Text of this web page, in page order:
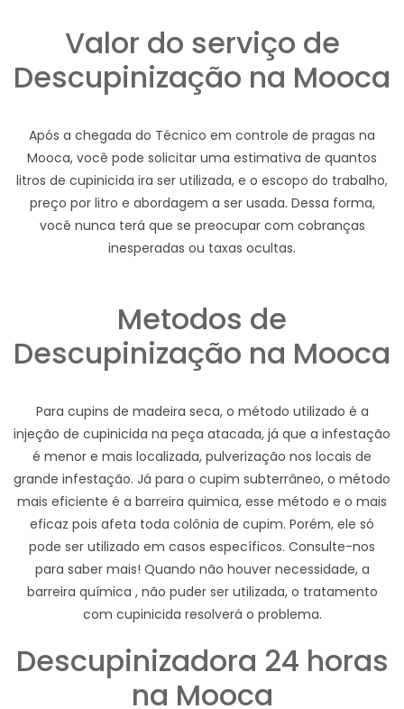
Valor do serviço de
Descupinização na Mooca
Após a chegada do Técnico em controle de pragas na
Mooca, você pode solicitar uma estimativa de quantos
litros de cupinicida ira ser utilizada, e o escopo do trabalho,
preço por litro e abordagem a ser usada. Dessa forma,
você nunca terá que se preocupar com cobranças
inesperadas ou taxas ocultas.
Metodos de
Descupinização na Mooca
Para cupins de madeira seca, o método utilizado é a
injeção de cupinicida na peça atacada, já que a infestação
é menor e mais localizada, pulverização nos locais de
grande infestação. Já para o cupim subterrâneo, o método
mais eficiente é a barreira quimica, esse método e o mais
eficaz pois afeta toda colônia de cupim. Porém, ele só
pode ser utilizado em casos específicos. Consulte-nos
para saber mais! Quando não houver necessidade, a
barreira química , não puder ser utilizada, o tratamento
com cupinicida resolverá o problema.
Descupinizadora 24 horas
na Mooca